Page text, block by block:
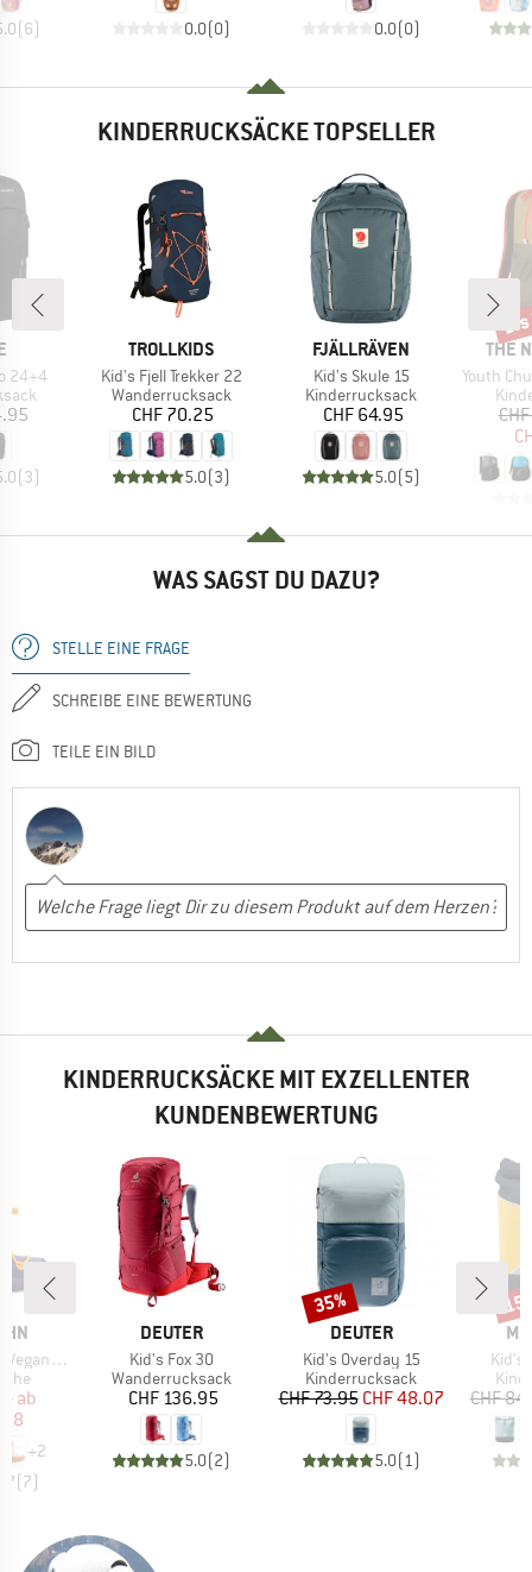
(6) 0.0(0) 0.0(0)
KINDERRUCKSÄCKE TOPSELLER
24+4
(3)
MARKE
TROLLKIDS
Artikel
Kid's Fjell Trekker 22
Produktgruppe
Wanderrucksack
Preis
CHF 70.25
5.0(3)
MARKE
FJÄLLRÄVEN
Artikel
Kid's Skule 15
Produktgruppe
Kinderrucksack
Preis
CHF 64.95
5.0(5)
THE
Artikel
Youth
WAS SAGST DU DAZU?
STELLE EINE FRAGE
SCHREIBE EINE BEWERTUNG
TEILE EIN BILD
KINDERRUCKSÄCKE MIT EXZELLENTER
KUNDENBEWERTUNG
Snowy
Preis
ab
+2
(7)
MARKE
DEUTER
Artikel
Kid's Fox 30
Produktgruppe
Wanderrucksack
Preis
CHF 136.95
5.0(2)
MARKE
DEUTER
Artikel
Kid's Overday 15
Produktgruppe
Kinderrucksack
Preis
CHF 73.95 reduzierter Preis
CHF 48.07
5.0(1)
Rabatt
35%
Artikel
Kid's
CHF